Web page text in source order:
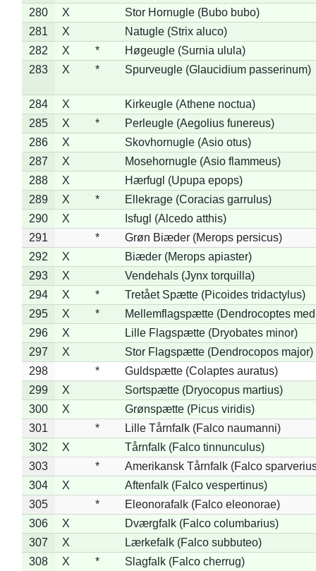
280
X
Stor Hornugle (Bubo bubo)
281
X
Natugle (Strix aluco)
282
X *
Høgeugle (Surnia ulula)
283
X * Spurveugle (Glaucidium passerinum)
284 X
Kirkeugle (Athene noctua)
285
X *
Perleugle (Aegolius funereus)
286
X
Skovhornugle (Asio otus)
287
X
Mosehornugle (Asio flammeus)
288
X
Hærfugl (Upupa epops)
289
X *
Ellekrage (Coracias garrulus)
290
X
Isfugl (Alcedo atthis)
291
*
Grøn Biæder (Merops persicus)
292
X
Biæder (Merops apiaster)
293
X
Vendehals (Jynx torquilla)
294
X *
Tretået Spætte (Picoides tridactylus)
295
X *
Mellemflagspætte (Dendrocoptes
296
X
Lille Flagspætte (Dryobates minor)
297
X
Stor Flagspætte (Dendrocopos major)
298
*
Guldspætte (Colaptes auratus)
299
X
Sortspætte (Dryocopus martius)
300
X
Grønspætte (Picus viridis)
301
*
Lille Tårnfalk (Falco naumanni)
302
X
Tårnfalk (Falco tinnunculus)
303
*
Amerikansk Tårnfalk (Falco
304
X
Aftenfalk (Falco vespertinus)
305
*
Eleonorafalk (Falco eleonorae)
306
X
Dværgfalk (Falco columbarius)
307
X
Lærkefalk (Falco subbuteo)
308
X *
Slagfalk (Falco cherrug)